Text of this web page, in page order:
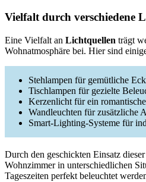
Vielfalt durch verschiedene
Eine Vielfalt an Lichtquellen trägt
Wohnatmosphäre bei. Hier sind
Stehlampen für gemütliche
Tischlampen für gezielte
Kerzenlicht für ein
Wandleuchten für zusätzliche
Smart-Lighting-Systeme für
Durch den geschickten Einsatz
Wohnzimmer in unterschiedlichen
Tageszeiten perfekt beleuchtet